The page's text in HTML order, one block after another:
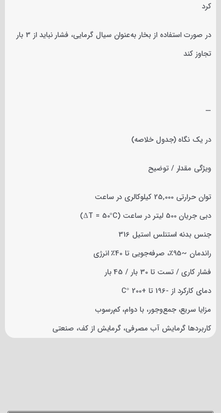
کرد
در صورت استفاده از بخار به‌عنوان سیال گرمایی، فشار نباید از 3 بار
تجاوز کند
—
در یک نگاه (جدول خلاصه)
ویژگی مقدار / توضیح
توان حرارتی 25,000 کیلوکالری در ساعت
دبی جریان 500 لیتر در ساعت (ΔT = 50°C)
جنس بدنه استنلس استیل 316
راندمان ~95٪، صرفه‌جویی تا 40٪ انرژی
فشار کاری / تست تا 30 بار / 45 بار
دمای کارکرد از -196 تا +200 °C
مزایا سریع، جمع‌وجور، با دوام، کم‌رسوب
کاربردها گرمایش آب مصرفی، گرمایش از کف، صنعتی